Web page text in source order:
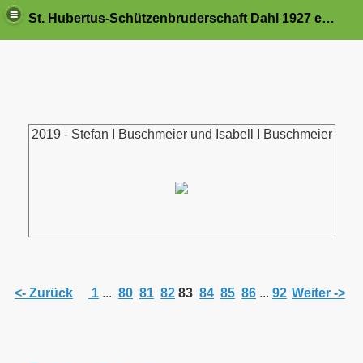
St. Hubertus-Schützenbruderschaft Dahl 1927 e.V.
2019 - Stefan I Buschmeier und Isabell I Buschmeier
<- Zurück 1 ... 80 81 82 83 84 85 86 ... 92 Weiter ->